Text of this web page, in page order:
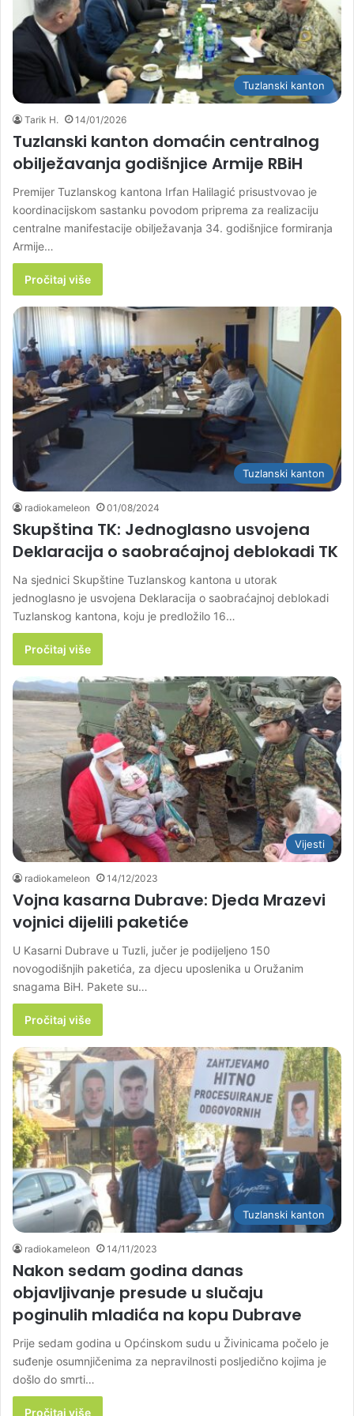
Tuzlanski kanton
Tarik H. 14/01/2026
Tuzlanski kanton domaćin centralnog
obilježavanja godišnjice Armije RBiH
Premijer Tuzlanskog kantona Irfan Halilagić prisustvovao je
koordinacijskom sastanku povodom priprema za realizaciju
centralne manifestacije obilježavanja 34. godišnjice formiranja
Armije…
Pročitaj više
Tuzlanski kanton
radiokameleon 01/08/2024
Skupština TK: Jednoglasno usvojena
Deklaracija o saobraćajnoj deblokadi TK
Na sjednici Skupštine Tuzlanskog kantona u utorak
jednoglasno je usvojena Deklaracija o saobraćajnoj deblokadi
Tuzlanskog kantona, koju je predložilo 16…
Pročitaj više
Vijesti
radiokameleon 14/12/2023
Vojna kasarna Dubrave: Djeda Mrazevi
vojnici dijelili paketiće
U Kasarni Dubrave u Tuzli, jučer je podijeljeno 150
novogodišnjih paketića, za djecu uposlenika u Oružanim
snagama BiH. Pakete su…
Pročitaj više
Tuzlanski kanton
radiokameleon 14/11/2023
Nakon sedam godina danas
objavljivanje presude u slučaju
poginulih mladića na kopu Dubrave
Prije sedam godina u Općinskom sudu u Živinicama počelo je
suđenje osumnjičenima za nepravilnosti posljedično kojima je
došlo do smrti…
Pročitaj više